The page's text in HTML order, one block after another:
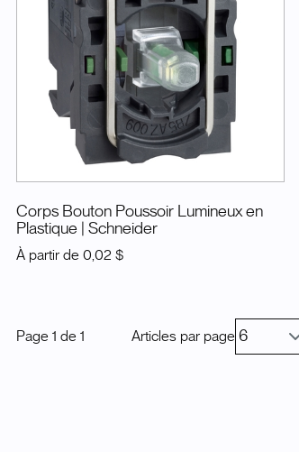
Corps Bouton Poussoir Lumineux en
Plastique
| Schneider
À partir de 0,02 $
Page 1 de 1 Articles par page